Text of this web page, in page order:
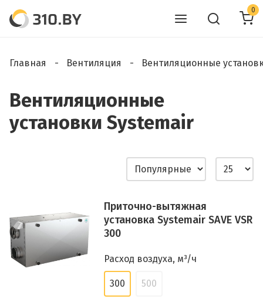
0
Главная Вентиляция Вентиляционные
Вентиляционные
установки Systemair
Приточно-вытяжная
установка Systemair SAVE VSR
300
Расход воздуха, м³/ч
300 500